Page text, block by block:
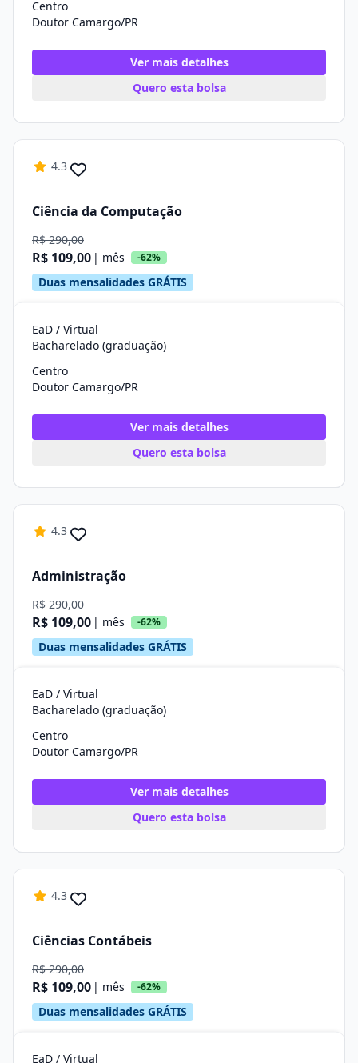
Centro
Doutor Camargo/PR
Ver mais detalhes
Quero esta bolsa
4.3
Ciência da Computação
R$ 290,00
R$ 109,00 | mês -62%
Duas mensalidades GRÁTIS
EaD / Virtual
Bacharelado (graduação)
Centro
Doutor Camargo/PR
Ver mais detalhes
Quero esta bolsa
4.3
Administração
R$ 290,00
R$ 109,00 | mês -62%
Duas mensalidades GRÁTIS
EaD / Virtual
Bacharelado (graduação)
Centro
Doutor Camargo/PR
Ver mais detalhes
Quero esta bolsa
4.3
Ciências Contábeis
R$ 290,00
R$ 109,00 | mês -62%
Duas mensalidades GRÁTIS
EaD / Virtual